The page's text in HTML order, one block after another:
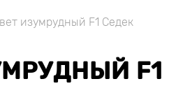
изумрудный F1 Седек
F1